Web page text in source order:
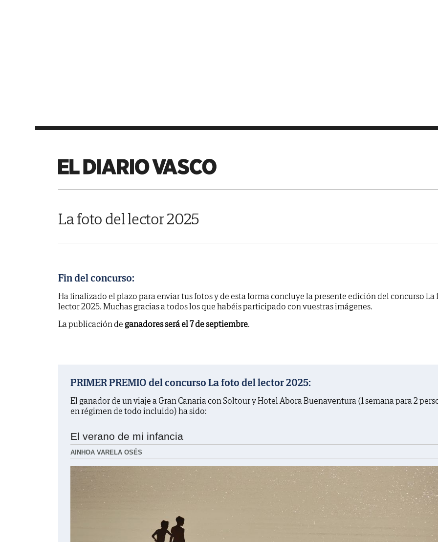
La foto del lector 2025
Fin del concurso:
Ha finalizado el plazo para enviar tus fotos y de esta forma concluye la presente edición del concurso La
lector 2025. Muchas gracias a todos los que habéis participado con vuestras imágenes.
La publicación de ganadores será el 7 de septiembre.
PRIMER PREMIO del concurso La foto del lector 2025:
El ganador de un viaje a Gran Canaria con Soltour y Hotel Abora Buenaventura (1 semana para 2
en régimen de todo incluido) ha sido:
El verano de mi infancia
AINHOA VARELA OSÉS